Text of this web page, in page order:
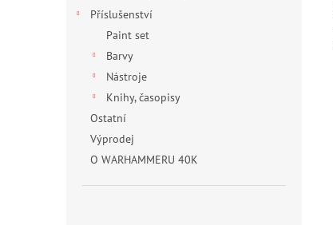
Příslušenství
Paint set
Barvy
Nástroje
Knihy, časopisy
Ostatní
Výprodej
O WARHAMMERU 40K